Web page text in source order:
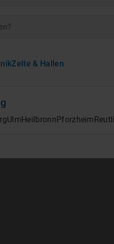
Zelte & Hallen
UlmHeilbronnPforzheim